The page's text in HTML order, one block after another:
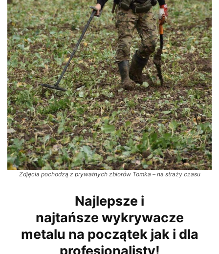
Zdjęcia pochodzą z prywatnych zbiorów Tomka – na straży czasu
Najlepsze i
najtańsze wykrywacze
metalu na początek jak i dla
profesjonalisty!